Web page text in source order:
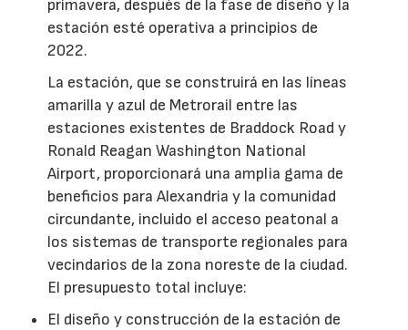
primavera, después de la fase de diseño y la
estación esté operativa a principios de
2022.
La estación, que se construirá en las líneas
amarilla y azul de Metrorail entre las
estaciones existentes de Braddock Road y
Ronald Reagan Washington National
Airport, proporcionará una amplia gama de
beneficios para Alexandria y la comunidad
circundante, incluido el acceso peatonal a
los sistemas de transporte regionales para
vecindarios de la zona noreste de la ciudad.
El presupuesto total incluye:
El diseño y construcción de la estación de